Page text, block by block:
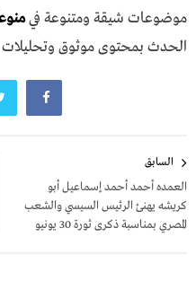
موضوعات شيقة ومتنوعة في
الحدث بمحتوى موثوق
المقالات
السابق
العمده أحمد أحمد إسماعيل أبو
كريشه يهنئ الرئيس السيسي والشعب
المصري بمناسبة ذكرى ثورة 30 يونيو